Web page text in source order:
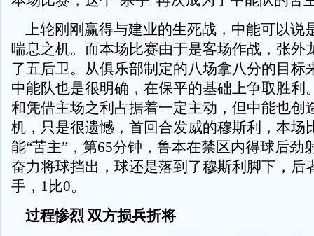
上轮刚刚赢得与建业的生死战，中能可以说
喘息之机。而本场比赛由于是客场作战，张外
了五后卫。从俱乐部制定的八场拿八分的目标
中能队也是很明确，在保平的基础上争取胜利
和凭借主场之利占据着一定主动，但中能也创
机，只是很遗憾，首回合发威的穆斯利，本场
能“苦主”，第65分钟，鲁本在禁区内得球后劲
奋力将球挡出，球还是落到了穆斯利脚下，后
手，1比0。
过程惨烈 双方损兵折将